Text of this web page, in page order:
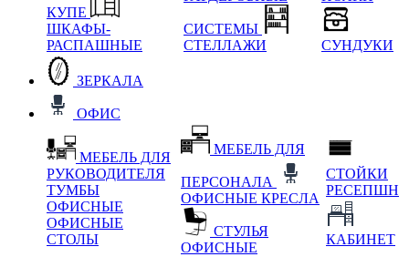
КУПЕ
ШКАФЫ-
РАСПАШНЫЕ
СИСТЕМЫ
СТЕЛЛАЖИ
СУНДУКИ
ЗЕРКАЛА
ОФИС
МЕБЕЛЬ ДЛЯ
РУКОВОДИТЕЛЯ
ТУМБЫ
ОФИСНЫЕ
ОФИСНЫЕ
СТОЛЫ
МЕБЕЛЬ ДЛЯ
ПЕРСОНАЛА
ОФИСНЫЕ КРЕСЛА
СТУЛЬЯ
ОФИСНЫЕ
СТОЙКИ
РЕСЕПШН
КАБИНЕТ